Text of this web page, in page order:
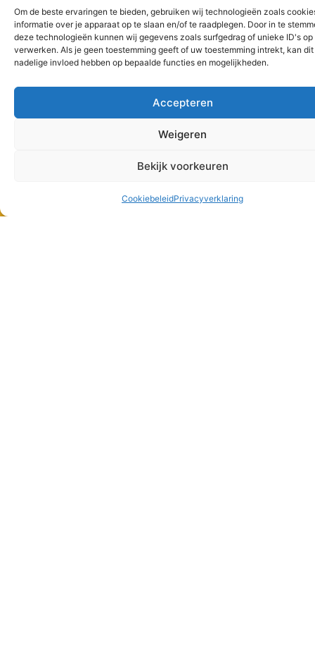
Om de beste ervaringen te bieden, gebruiken wij technologieën zoals
informatie over je apparaat op te slaan en/of te raadplegen. Door in te
deze technologieën kunnen wij gegevens zoals surfgedrag of unieke ID's
verwerken. Als je geen toestemming geeft of uw toestemming intrekt, kan
nadelige invloed hebben op bepaalde functies en mogelijkheden.
Accepteren
Weigeren
Bekijk voorkeuren
CookiebeleidPrivacyverklaring
Support